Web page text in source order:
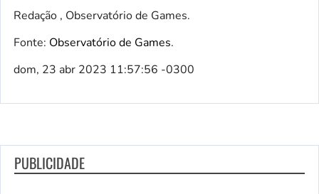
Redação , Observatório de Games.
Fonte: Observatório de Games.
dom, 23 abr 2023 11:57:56 -0300
PUBLICIDADE